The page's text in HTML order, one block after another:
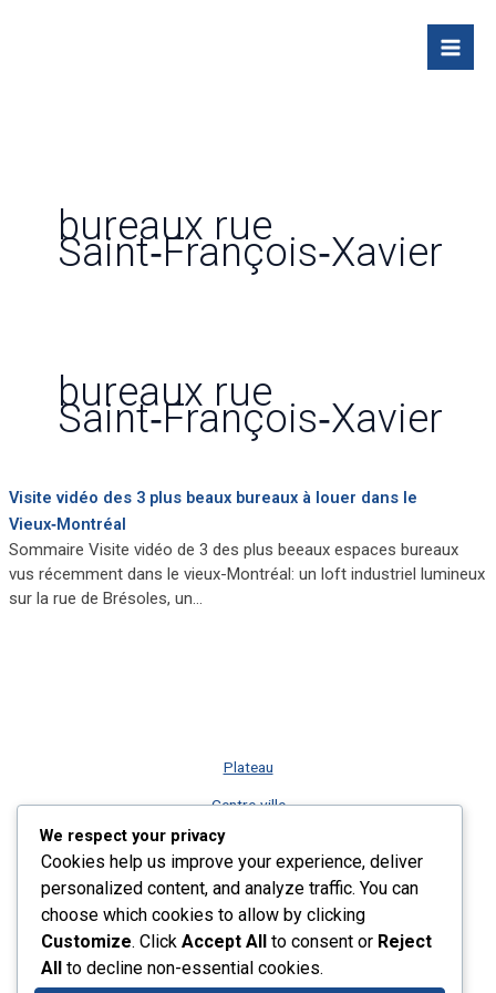
bureaux rue
Saint‑François‑Xavier
bureaux rue
Saint‑François‑Xavier
Visite vidéo des 3 plus beaux bureaux à louer dans le
Vieux‑Montréal
Sommaire Visite vidéo de 3 des plus beeaux espaces bureaux
vus récemment dans le vieux-Montréal: un loft industriel lumineux
sur la rue de Brésoles, un…
Plateau
Centre-ville
Vieux-Montréal
Rive-Sud
Nos services
Plus récents listings
We respect your privacy
Cookies help us improve your experience, deliver
personalized content, and analyze traffic. You can
choose which cookies to allow by clicking
Customize. Click Accept All to consent or Reject
All to decline non-essential cookies.